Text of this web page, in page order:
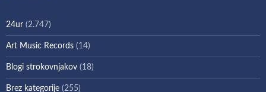
24ur (2.747)
Art Music Records (14)
Blogi strokovnjakov (18)
Brez kategorije (255)